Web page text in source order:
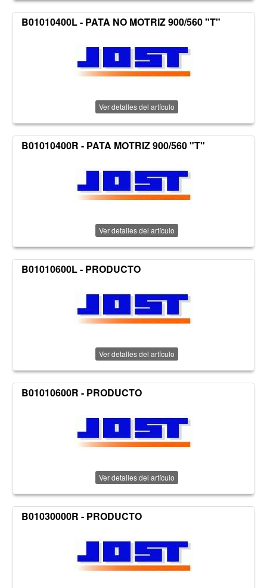
B01010400L - PATA NO MOTRIZ 900/560 "T"
Ver detalles del artículo
B01010400R - PATA MOTRIZ 900/560 "T"
Ver detalles del artículo
B01010600L - PRODUCTO
Ver detalles del artículo
B01010600R - PRODUCTO
Ver detalles del artículo
B01030000R - PRODUCTO